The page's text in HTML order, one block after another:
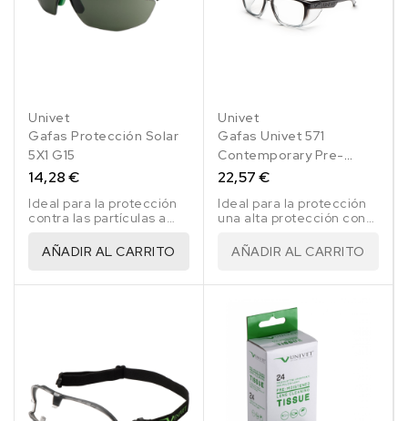
Univet
Gafas Protección Solar
5X1 G15
14,28 €
Ideal para la protección
contra las partículas a
energía; Protección
contra las partículas A.V.
extremas
AÑADIR AL CARRITO
Univet
Gafas Univet 571
Contemporary Pre-
Graduadas
22,57 €
Ideal para la protección
una alta protección con
graduaciones.
AÑADIR AL CARRITO